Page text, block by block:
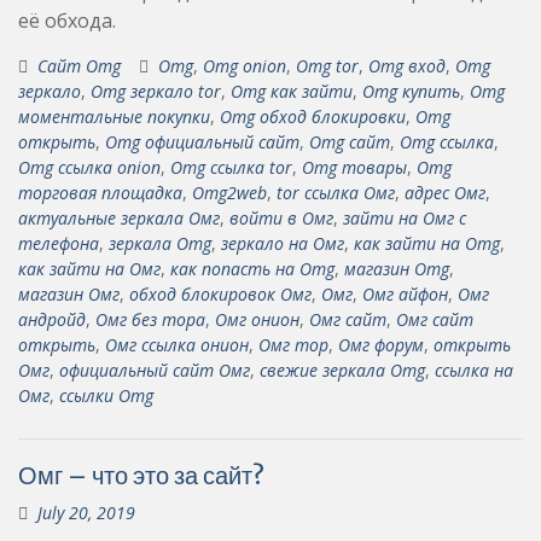
её обхода.
Сайт Omg Omg, Omg onion, Omg tor, Omg вход, Omg
зеркало, Omg зеркало tor, Omg как зайти, Omg купить, Omg
моментальные покупки, Omg обход блокировки, Omg
открыть, Omg официальный сайт, Omg сайт, Omg ссылка,
Omg ссылка onion, Omg ссылка tor, Omg товары, Omg
торговая площадка, Omg2web, tor ссылка Омг, адрес Омг,
актуальные зеркала Омг, войти в Омг, зайти на Омг с
телефона, зеркала Omg, зеркало на Омг, как зайти на Omg,
как зайти на Омг, как попасть на Omg, магазин Omg,
магазин Омг, обход блокировок Омг, Омг, Омг айфон, Омг
андройд, Омг без тора, Омг онион, Омг сайт, Омг сайт
открыть, Омг ссылка онион, Омг тор, Омг форум, открыть
Омг, официальный сайт Омг, свежие зеркала Omg, ссылка на
Омг, ссылки Omg
Омг – что это за сайт?
July 20, 2019